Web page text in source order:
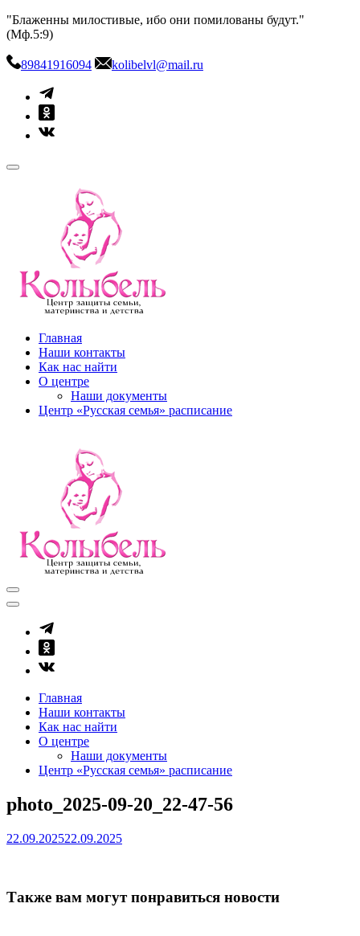
Skip
to
"Блаженны милостивые, ибо они помилованы будут."
(Мф.5:9)
89841916094 kolibelvl@mail.ru
kolibel-vl.ru
Центр защиты семьи, материнства и детства
Главная
Наши контакты
Как нас найти
О центре
Наши документы
Центр «Русская семья» расписание
Главная
Наши контакты
Как нас найти
О центре
Наши документы
Центр «Русская семья» расписание
photo_2025-09-20_22-47-56
22.09.202522.09.2025
Также вам могут понравиться новости